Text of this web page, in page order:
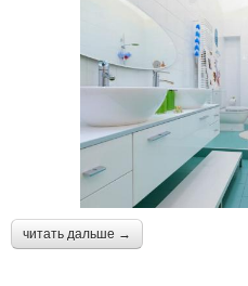
читать дальше →